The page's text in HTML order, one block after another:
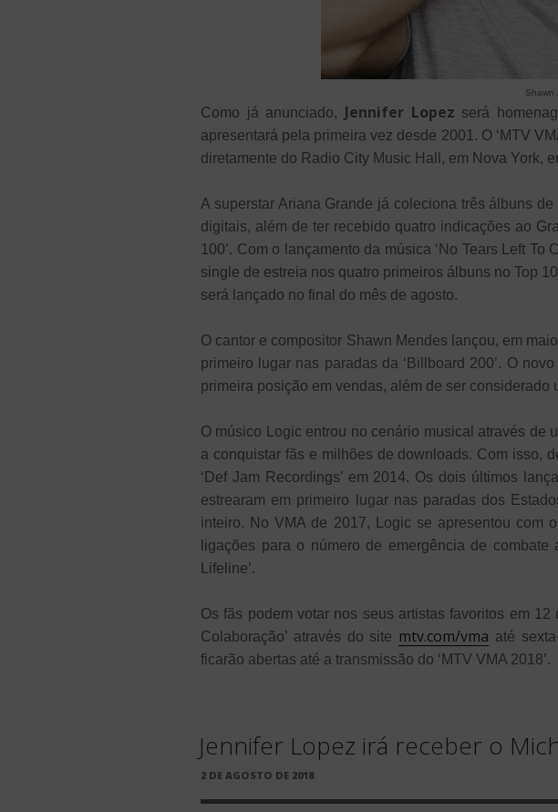
Shawn
Como já anunciado, Jennifer Lopez será
apresentará pela primeira vez desde 2001. O ‘MTV
diretamente do Radio City Music Hall, em Nova York,
A superstar Ariana Grande já coleciona três álbuns
digitais, além de ter recebido quatro indicações ao
100’. Com o lançamento da música ‘No Tears Left
single de estreia nos quatro primeiros álbuns no Top
será lançado no final do mês de agosto.
O cantor e compositor Shawn Mendes lançou, em
primeiro lugar nas paradas da ‘Billboard 200’. O
primeira posição em vendas, além de ser
O músico Logic entrou no cenário musical através de
a conquistar fãs e milhões de downloads. Com isso,
‘Def Jam Recordings’ em 2014. Os dois últimos
estrearam em primeiro lugar nas paradas dos
inteiro. No VMA de 2017, Logic se apresentou com
ligações para o número de emergência de
Lifeline’.
Os fãs podem votar nos seus artistas favoritos em 12
Colaboração’ através do site mtv.com/vma até
ficarão abertas até a transmissão do ‘MTV VMA 2018’.
Jennifer Lopez irá receber o
PUBLICADO
2 DE AGOSTO DE 2018